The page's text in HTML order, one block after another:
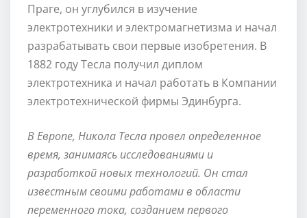
Праге, он углубился в изучение
электротехники и электромагнетизма и начал
разрабатывать свои первые изобретения. В
1882 году Тесла получил диплом
электротехника и начал работать в Компании
электротехнической фирмы Эдинбурга.
В Европе, Никола Тесла провел определенное
время, занимаясь исследованиями и
разработкой новых технологий. Он стал
известным своими работами в области
переменного тока, созданием первого